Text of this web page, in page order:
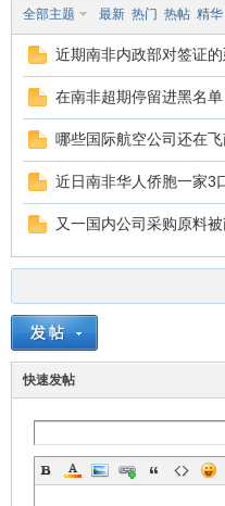
58
全部主题 最新 热门 热帖 精华
近期南非内政部对签证
在南非超期停留进黑名
哪些国际航空公司还在
近日南非华人侨胞一家3
又一国内公司采购原料
快速发帖